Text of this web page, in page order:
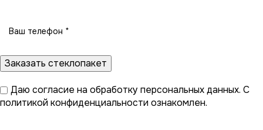
Даю согласие на обработку персональных данных. С
политикой конфиденциальности ознакомлен.